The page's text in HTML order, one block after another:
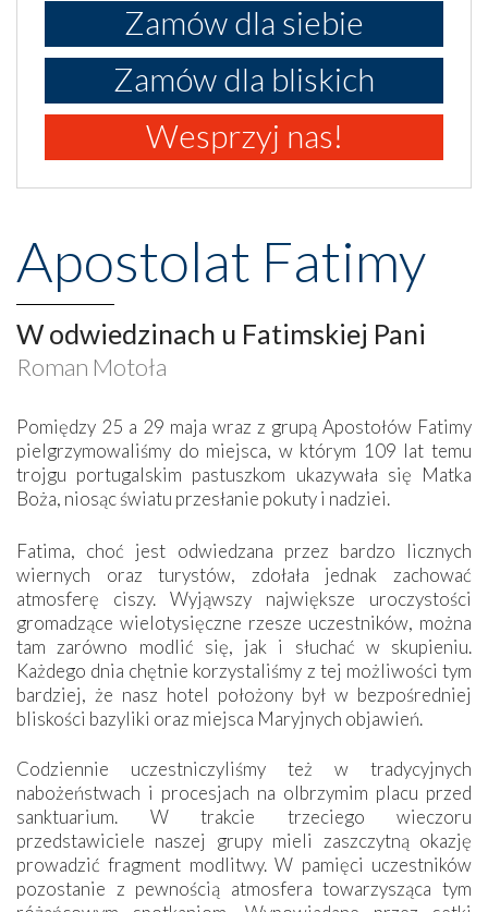
Zamów dla siebie
Zamów dla bliskich
Wesprzyj nas!
Apostolat Fatimy
W odwiedzinach u Fatimskiej Pani
Roman Motoła
Pomiędzy 25 a 29 maja wraz z grupą Apostołów Fatimy
pielgrzymowaliśmy do miejsca, w którym 109 lat temu
trojgu portugalskim pastuszkom ukazywała się Matka
Boża, niosąc światu przesłanie pokuty i nadziei.
Fatima, choć jest odwiedzana przez bardzo licznych
wiernych oraz turystów, zdołała jednak zachować
atmosferę ciszy. Wyjąwszy największe uroczystości
gromadzące wielotysięczne rzesze uczestników, można
tam zarówno modlić się, jak i słuchać w skupieniu.
Każdego dnia chętnie korzystaliśmy z tej możliwości tym
bardziej, że nasz hotel położony był w bezpośredniej
bliskości bazyliki oraz miejsca Maryjnych objawień.
Codziennie uczestniczyliśmy też w tradycyjnych
nabożeństwach i procesjach na olbrzymim placu przed
sanktuarium. W trakcie trzeciego wieczoru
przedstawiciele naszej grupy mieli zaszczytną okazję
prowadzić fragment modlitwy. W pamięci uczestników
pozostanie z pewnością atmosfera towarzysząca tym